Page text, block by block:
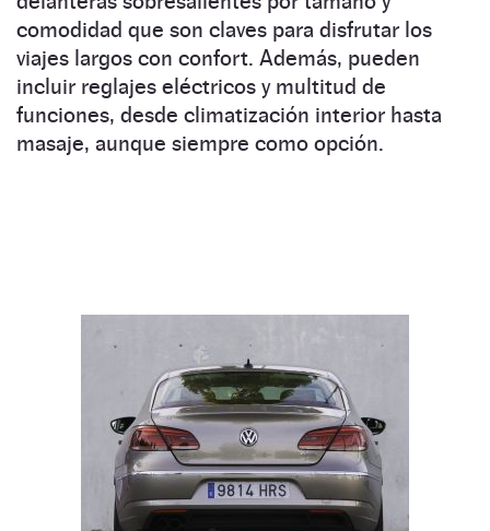
comodidad que son claves para disfrutar los
viajes largos con confort. Además, pueden
incluir reglajes eléctricos y multitud de
funciones, desde climatización interior hasta
masaje, aunque siempre como opción.